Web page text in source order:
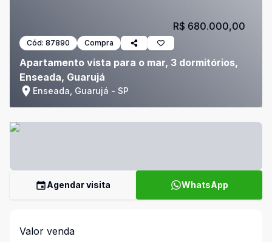
Cód: 87890 Compra
Apartamento vista para o mar, 3 dormitórios,
Enseada, Guarujá
Enseada, Guarujá - SP
R$ 680.000,00
Agendar visita WhatsApp
Valor venda